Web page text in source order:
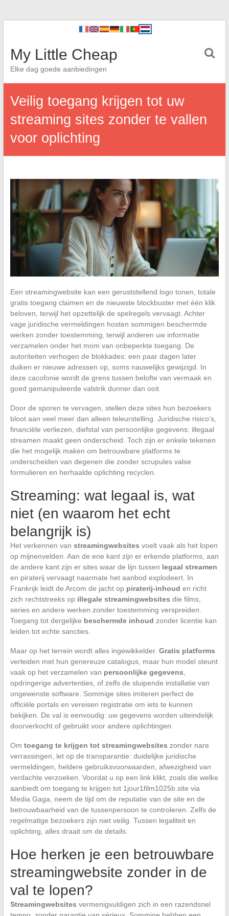
My Little Cheap
Elke dag goede aanbiedingen
Veilig toegang krijgen tot uw
streaming sites zonder te vallen
voor oplichting
Een streamingwebsite kan een geruststellend logo tonen, totale
gratis toegang claimen en de nieuwste blockbuster met één klik
beloven, terwijl het opzettelijk de spelregels vervaagt. Achter
vage juridische vermeldingen hosten sommigen beschermde
werken zonder toestemming, terwijl anderen uw informatie
verzamelen onder het mom van onbeperkte toegang. De
autoriteiten verhogen de blokkades: een paar dagen later
duiken er nieuwe adressen op, soms nauwelijks gewijzigd. In
deze cacofonie wordt de grens tussen belofte van vermaak en
goed gemanipuleerde valstrik dunner dan ooit.
Door de sporen te vervagen, stellen deze sites hun bezoekers
bloot aan veel meer dan alleen teleurstelling. Juridische risico’s,
financiële verliezen, diefstal van persoonlijke gegevens: illegaal
streamen maakt geen onderscheid. Toch zijn er enkele tekenen
die het mogelijk maken om betrouwbare platforms te
onderscheiden van degenen die zonder scrupules valse
formulieren en herhaalde oplichting recyclen.
Streaming: wat legaal is, wat
niet (en waarom het echt
belangrijk is)
Het verkennen van streamingwebsites voelt vaak als het lopen
op mijnenvelden. Aan de ene kant zijn er erkende platforms, aan
de andere kant zijn er sites waar de lijn tussen legaal streamen
en piraterij vervaagt naarmate het aanbod explodeert. In
Frankrijk leidt de Arcom de jacht op piraterij-inhoud en richt
zich rechtstreeks op illegale streamingwebsites die films,
series en andere werken zonder toestemming verspreiden.
Toegang tot dergelijke beschermde inhoud zonder licentie kan
leiden tot echte sancties.
Maar op het terrein wordt alles ingewikkelder. Gratis platforms
verleiden met hun genereuze catalogus, maar hun model steunt
vaak op het verzamelen van persoonlijke gegevens
opdringerige advertenties, of zelfs de sluipende installatie van
ongewenste software. Sommige sites imiteren perfect de
officiële portals en vereisen registratie om iets te kunnen
bekijken. De val is eenvoudig: uw gegevens worden uiteindelijk
doorverkocht of gebruikt voor andere oplichtingen.
Om toegang te krijgen tot streamingwebsites zonder nare
verrassingen, let op de transparantie: duidelijke juridische
vermeldingen, heldere gebruiksvoorwaarden, afwezigheid van
verdachte verzoeken. Voordat u op een link klikt, zoals die welke
aanbiedt om toegang te krijgen tot 1jour1film1025b.site via
Media Gaga, neem de tijd om de reputatie van de site en de
betrouwbaarheid van de tussenpersoon te controleren. Zelfs de
regelmatige bezoekers zijn niet veilig. Tussen legaliteit en
oplichting, alles draait om de details.
Hoe herken je een betrouwbare
streamingwebsite zonder in de
val te lopen?
Streamingwebsites vermenigvuldigen zich in een razendsnel